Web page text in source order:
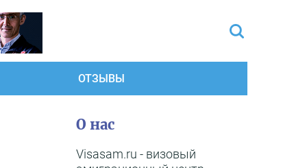
ОТЗЫВЫ
О нас
Visasam.ru - визовый